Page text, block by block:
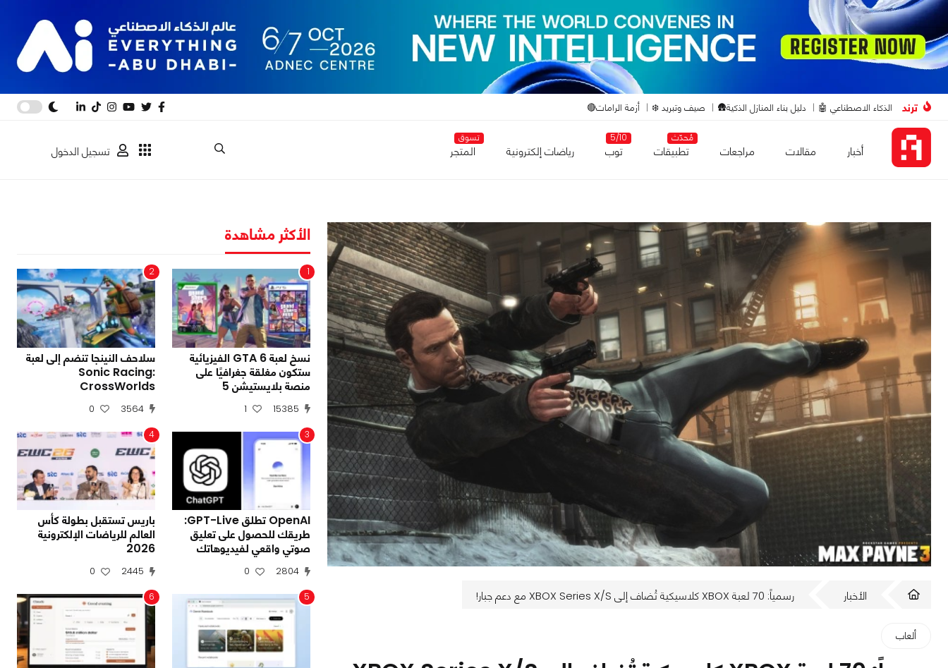
ترند الذكاء الاصطناعي 🤖 دليل بناء المنازل الذكية🛖 صيف وتبريد ❄️ أزمة الرامات🔴
أخبار مقالات مراجعات
مُحدّث
تطبيقات
5/10
توب رياضات إلكترونية
تسوق
المتجر تسجيل الدخول
الأخبار رسمياً: 70 لعبة XBOX كلاسيكية تُضاف إلى XBOX Series X/S مع دعم جبار!
ألعاب
الأكثر مشاهدة
1
نسخ لعبة GTA 6 الفيزيائية
ستكون مغلقة جغرافيًا على
منصة بلايستيشن 5
15385
1
2
سلاحف النينجا تنضم إلى لعبة
Sonic Racing:
CrossWorlds
3564
0
3
OpenAI تطلق GPT-Live:
طريقك للحصول على تعليق
صوتي واقعي لفيديوهاتك
2804
0
4
باريس تستقبل بطولة كأس
العالم للرياضات الإلكترونية
2026
2445
0
5
6